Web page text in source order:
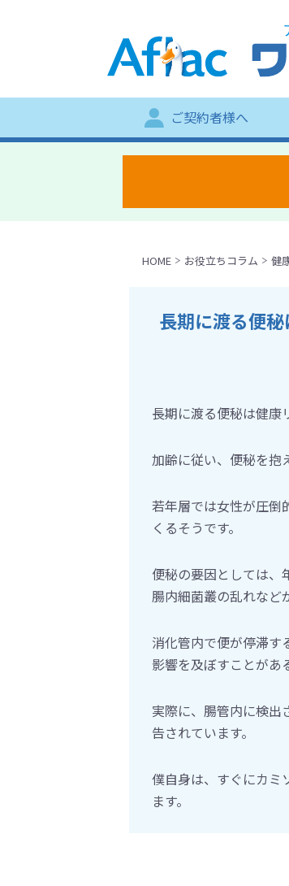
ご契約者様へ
HOME お役立ちコラム 健
長期に渡る便
長期に渡る便秘は健康
加齢に従い、便秘を抱
若年層では女性が圧倒
くるそうです。
便秘の要因としては、
腸内細菌叢の乱れなど
消化管内で便が停滞す
影響を及ぼすことがあ
実際に、腸管内に検出
告されています。
僕自身は、すぐにカミ
ます。